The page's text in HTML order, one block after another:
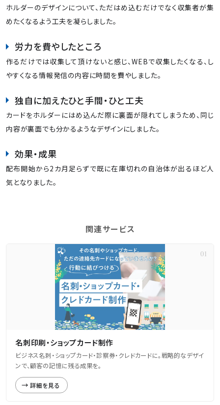
ホルダーのデザインについて、ただはめ込むだけでなく収集者が集
めたくなるよう工夫を凝らしました。
労力を費やしたところ
作るだけでは収集して頂けないと感じ、WEBで収集したくなる、し
やすくなる情報発信の内容に時間を費やしました。
独自に加えたひと手間・ひと工夫
カードをホルダーにはめ込んだ際に裏面が隠れてしまうため、同じ
内容が裏面でも分かるようなデザインにしました。
効果・成果
配布開始から2カ月足らずで既に在庫切れの自治体が出るほど人
気となりました。
関連サービス
名刺印刷・ショップカード制作
ビジネス名刺・ショップカード・診察券・クレドカードに。戦略的なデザイ
ンで、顧客の記憶に残る成果を。
詳細を見る